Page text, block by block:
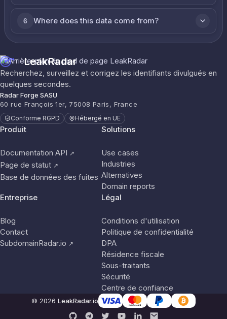
6 Where does this data come from?
LeakRadar
Recherchez, surveillez et corrigez les identifiants divulgués en
quelques secondes.
Radar Forge SASU
60 rue François 1er, 75008 Paris, France
Conforme RGPD Hébergé en UE
Produit
Documentation API ↗
Page de statut ↗
Base de données des fuites
Solutions
Use cases
Industries
Alternatives
Domain reports
Entreprise
Blog
Contact
SubdomainRadar.io ↗
Légal
Conditions d'utilisation
Politique de confidentialité
DPA
Résidence fiscale
Sous-traitants
Sécurité
Centre de confiance
© 2026 LeakRadar.io